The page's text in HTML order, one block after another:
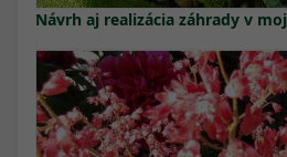
Návrh aj realizácia záhrady v